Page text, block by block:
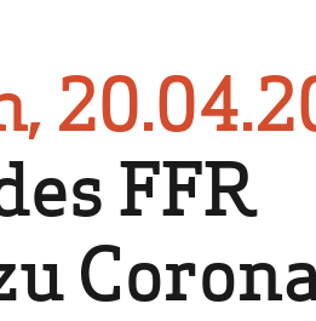
Lehrer &
FFR